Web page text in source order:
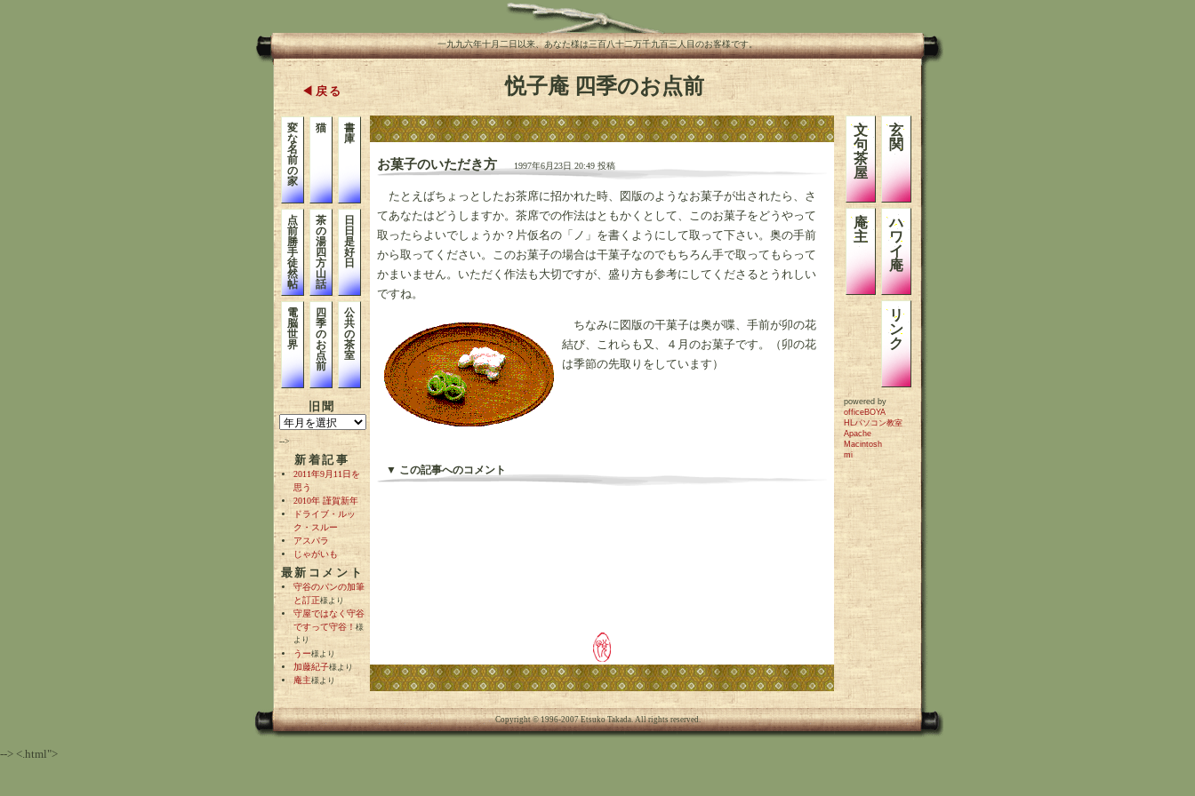
一九九六年十月二日以来、あなた様は三百八十二万千九百三人目のお客様です。
悦子庵 四季のお点前
◀戻る
書
庫
猫
変
な
名
前
の
家
日
日
是
好
日
茶
の
湯
四
方
山
話
点
前
勝
手
徒
然
帖
公
共
の
茶
室
四
季
の
お
点
前
電
脳
世
界
旧聞
-->
新着記事
2011年9月11日を
思う
2010年 謹賀新年
ドライブ・ルッ
ク・スルー
アスパラ
じゃがいも
最新コメント
守谷のパンの加筆
と訂正様より
守屋ではなく守谷
ですって守谷！様
より
うー様より
加藤紀子様より
庵主様より
玄
関
文
句
茶
屋
ハ
ワ
イ
庵
庵
主
リ
ン
ク
powered by
officeBOYA
HLパソコン教室
Apache
Macintosh
mi
お菓子のいただき方 1997年6月23日 20:49 投稿
たとえばちょっとしたお茶席に招かれた時、図版のようなお菓子が出されたら、さ
てあなたはどうしますか。茶席での作法はともかくとして、このお菓子をどうやって
取ったらよいでしょうか？片仮名の「ノ」を書くようにして取って下さい。奥の手前
から取ってください。このお菓子の場合は干菓子なのでもちろん手で取ってもらって
かまいません。いただく作法も大切ですが、盛り方も参考にしてくださるとうれしい
ですね。
ちなみに図版の干菓子は奥が喋、手前が卯の花
結び、これらも又、４月のお菓子です。（卯の花
は季節の先取りをしています）
▼ この記事へのコメント
Copyright © 1996-2007Etsuko Takada. All rights reserved.
--> <.html">